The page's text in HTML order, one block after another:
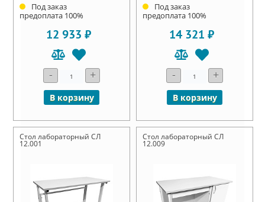
Под заказ
предоплата 100%
12 933 ₽
- +
В корзину
Под заказ
предоплата 100%
14 321 ₽
- +
В корзину
Стол лабораторный СЛ
12.001
Стол лабораторный СЛ
12.009